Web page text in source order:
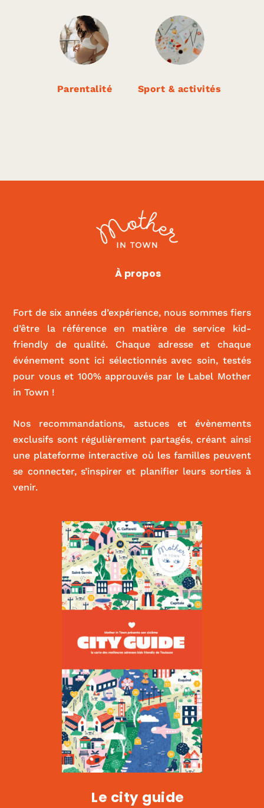
Mama Shelter
Le Kiwi
CULTURE
Parentalité Sport & activités
À propos
Fort de six années d’expérience, nous sommes fiers
d’être la référence en matière de service kid-
friendly de qualité. Chaque adresse et chaque
événement sont ici sélectionnés avec soin, testés
pour vous et 100% approuvés par le Label Mother
in Town !
Nos recommandations, astuces et évènements
exclusifs sont régulièrement partagés, créant ainsi
une plateforme interactive où les familles peuvent
se connecter, s’inspirer et planifier leurs sorties à
venir.
Le city guide